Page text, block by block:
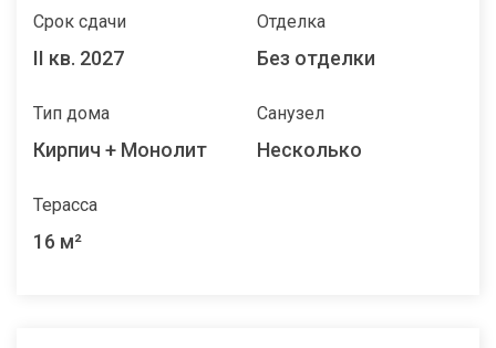
Срок сдачи
II кв. 2027
Отделка
Без отделки
Тип дома
Кирпич + Монолит
Санузел
Несколько
Терасса
16 м²